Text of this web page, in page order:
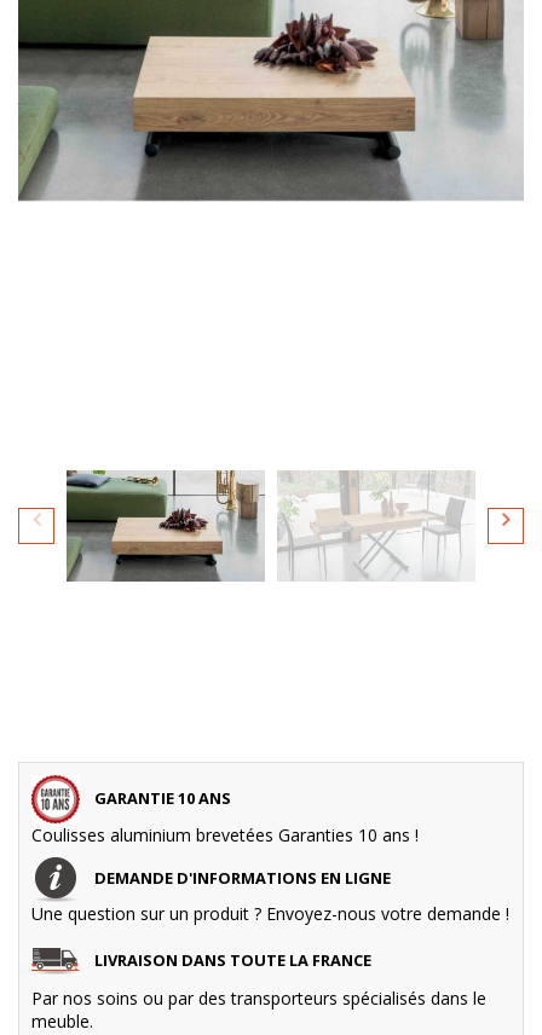
GARANTIE 10 ANS
Coulisses aluminium brevetées Garanties 10 ans !
DEMANDE D'INFORMATIONS EN LIGNE
Une question sur un produit ? Envoyez-nous votre demande !
LIVRAISON DANS TOUTE LA FRANCE
Par nos soins ou par des transporteurs spécialisés dans le
meuble.